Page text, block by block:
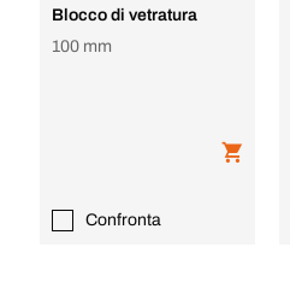
Blocco di vetratura
100 mm
Confronta